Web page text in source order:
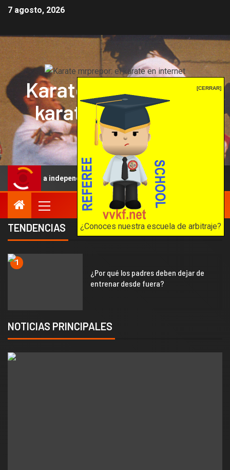
[CERRAR]
¿Conoces nuestra escuela de arbitraje?
7 agosto, 2026
Karate mrprepor: el
karate en internet
El karate en internet
la independencia arbitral Evolución del Arbitraje de
TENDENCIAS
2
Señalización correcta de
penalizaciones de jueces y árbitros
NOTICIAS PRINCIPALES